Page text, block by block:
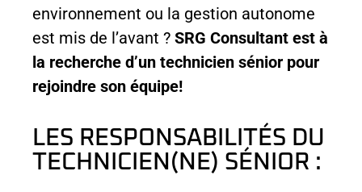
environnement ou la gestion autonome
est mis de l’avant ? SRG Consultant est à
la recherche d’un technicien sénior pour
rejoindre son équipe!
LES RESPONSABILITÉS DU
TECHNICIEN(NE) SÉNIOR :